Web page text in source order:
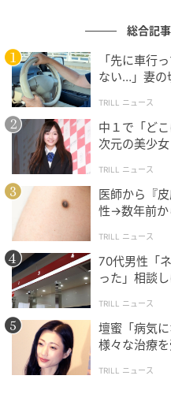
総合記
「先に車行
ない…」妻の
TRILL ニュース
中１で「ど
次元の美少
TRILL ニュース
医師から『
性→数年前か
TRILL ニュース
70代男性「
った」相談
TRILL ニュース
壇蜜「病気
様々な治療
TRILL ニュース